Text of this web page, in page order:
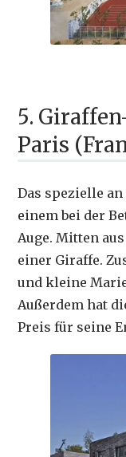
5.
Paris
Das spezielle
einem bei der
Auge. Mitten
einer Giraffe.
und kleine
Außerdem hat
Preis für seine